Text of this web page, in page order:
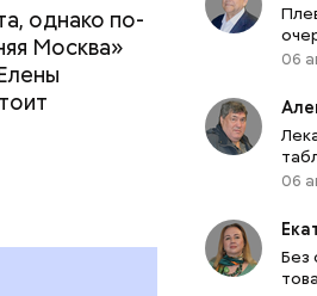
однако по-
Москва»
ему не
лучше
к
оболочки.
06
06
Без